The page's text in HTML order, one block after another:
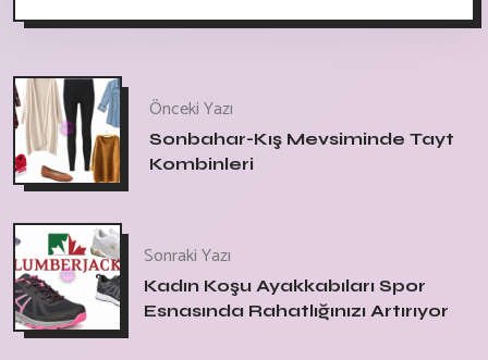
Önceki Yazı
Sonbahar-Kış Mevsiminde Tayt
Kombinleri
Sonraki Yazı
Kadın Koşu Ayakkabıları Spor
Esnasında Rahatlığınızı Artırıyor